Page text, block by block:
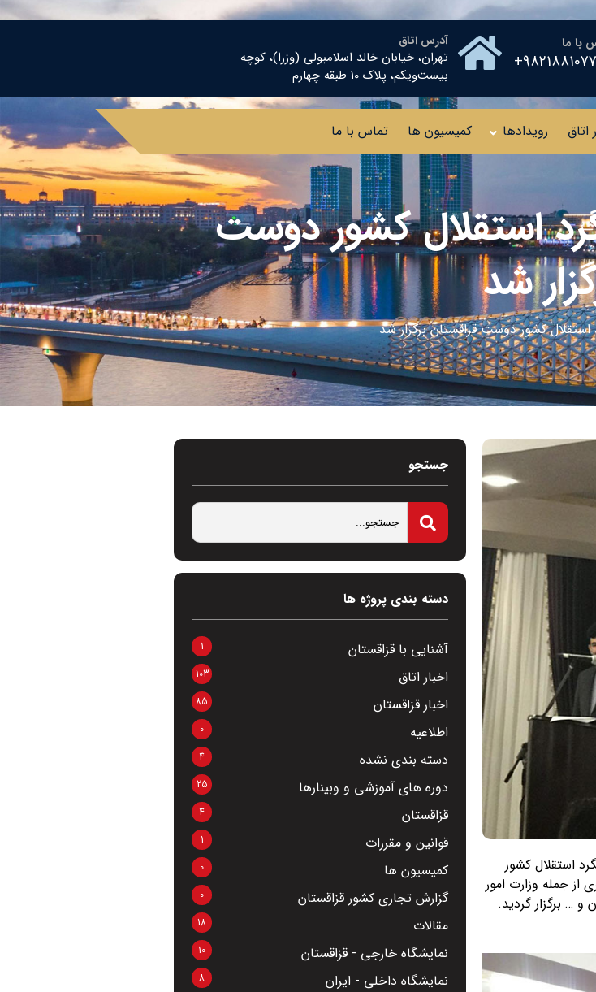
با ما آدرس اتاق
تهران، خیابان خالد اسلامبولی (وزرا)، کوچه
بیست‌ویکم، پلاک ۱۰ طبقه چهارم
اتاق رویدادها کمیسیون ها تماس با ما
استقلال کشور دوست
شد
کشور دوست قزاقستان برگزار شد
استقلال کشور
جمله وزارت امور
و … برگزار گردید.
جستجو
دسته بندی پروژه ها
آشنایی با قزاقستان 1
اخبار اتاق 103
اخبار قزاقستان 85
اطلاعیه 0
دسته بندی نشده 4
دوره های آموزشی و وبینارها 25
قزاقستان 4
قوانین و مقررات 1
کمیسیون ها 0
گزارش تجاری کشور قزاقستان 0
مقالات 18
نمایشگاه خارجی - قزاقستان 10
نمایشگاه داخلی - ایران 8